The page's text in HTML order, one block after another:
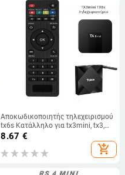
Αποκωδικοποιητής τηλεχειρισμού
tx6s Κατάλληλο για tx3mini, tx3,
tx2, tx5, tx6, tx8, tx9, pro, tx9s
8.67 €
add_shopping_cart